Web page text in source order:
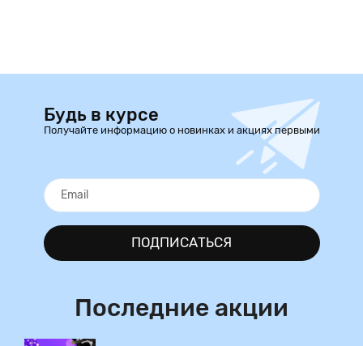
Будь в курсе
Получайте информацию о новинках и акциях первыми
ПОДПИСАТЬСЯ
Последние акции